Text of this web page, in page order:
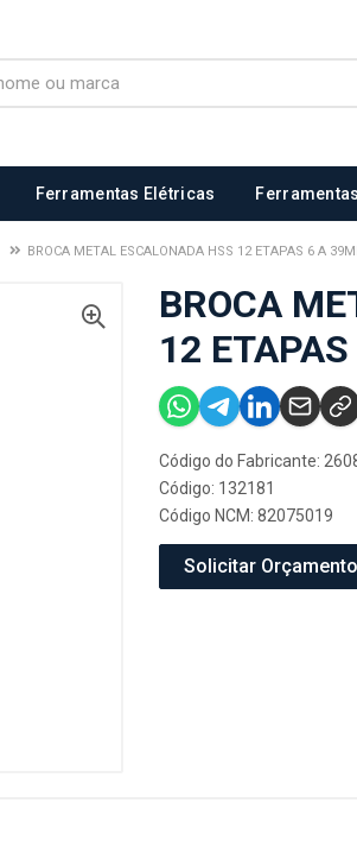
Ferramentas Elétricas
BROCA METAL ESCALONADA HSS 12 ETAPAS 6 A
BROCA
12
Código do Fabricante:
Código: 132181
Código NCM: 82075019
Solicitar Orçamento